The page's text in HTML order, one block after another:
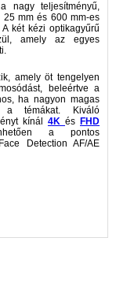
nagy teljesítményű,
25 mm és 600 mm-es
két kézi optikagyűrű
amely az egyes
amely öt tengelyen
beleértve a
ha nagyon magas
a témákat. Kiváló
kínál 4K és FHD
a pontos
Detection AF/AE